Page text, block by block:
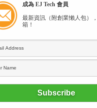
要教學材料、
有必要自己開
有工具。先進
堂教學的工
職和退休專業
在課堂、學校
師及強化課堂
成為 EJ Tech 會員
最新資訊（附創業懶人包）
箱！